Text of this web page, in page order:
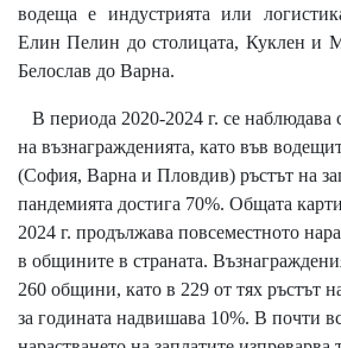
водеща е индустрията или
Елин Пелин до столицата, Куклен и
Белослав до Варна.
В периода 2020-2024 г. се наблюдава
на възнагражденията, като във
(София, Варна и Пловдив) ръстът на
пандемията достига 70%. Общата
2024 г. продължава повсеместното
в общините в страната.
260 общини, като в 229 от тях ръстът
за годината надвишава 10%. В почти